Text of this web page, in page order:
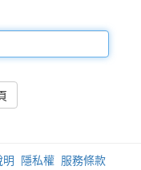
明 隱私權 服務條款